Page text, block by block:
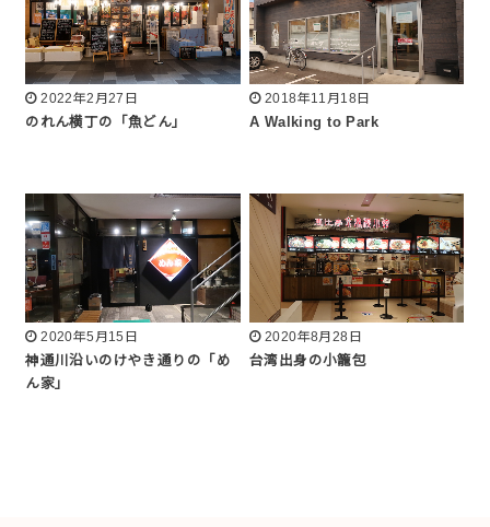
2022年2月27日
のれん横丁の「魚どん」
2018年11月18日
A Walking to Park
2020年5月15日
神通川沿いのけやき通りの「め
ん家」
2020年8月28日
台湾出身の小籠包